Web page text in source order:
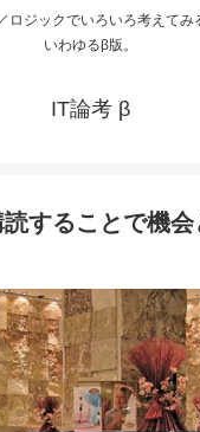
ロジックでいろいろ考えて
いわゆるβ版。
IT論考 β
することで機